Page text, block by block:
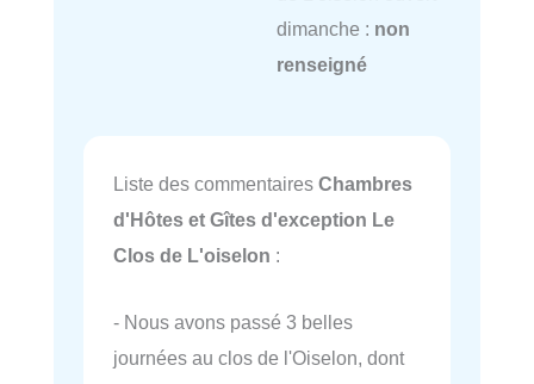
dimanche : non
renseigné
Liste des commentaires Chambres
d'Hôtes et Gîtes d'exception Le
Clos de L'oiselon :
- Nous avons passé 3 belles
journées au clos de l'Oiselon, dont